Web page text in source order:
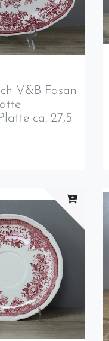
V&B Fasan
ca. 27,5